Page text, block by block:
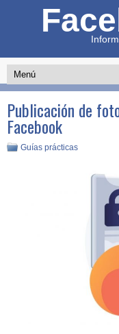
Publicación de
Facebook
Guías prácticas